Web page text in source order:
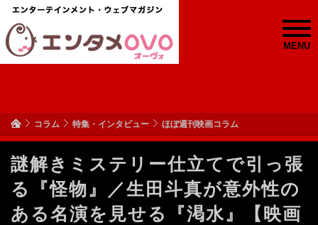
MENU
コラム 特集・インタビュー ほぼ週刊映画コラム
謎解きミステリー仕立てで引っ張
る『怪物』／生田斗真が意外性の
ある名演を見せる『渇水』【映画